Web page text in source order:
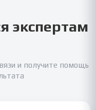
экспертам
и получите помощь